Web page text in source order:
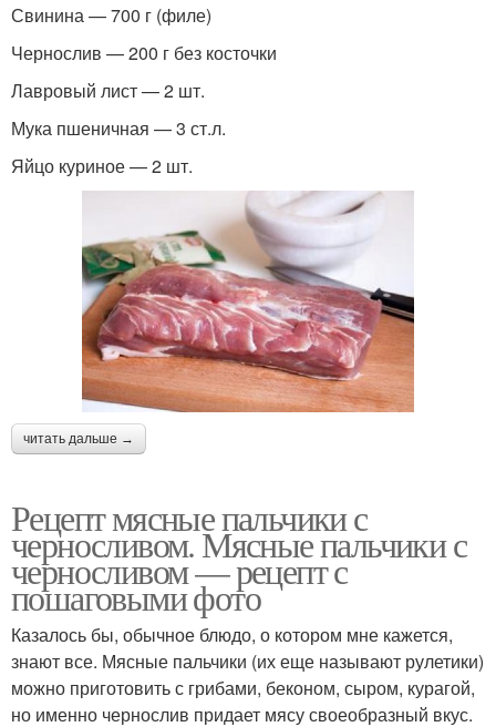
Свинина — 700 г (филе)
Чернослив — 200 г без косточки
Лавровый лист — 2 шт.
Мука пшеничная — 3 ст.л.
Яйцо куриное — 2 шт.
читать дальше →
Рецепт мясные пальчики с
черносливом. Мясные пальчики с
черносливом — рецепт с
пошаговыми фото
Казалось бы, обычное блюдо, о котором мне кажется,
знают все. Мясные пальчики (их еще называют рулетики)
можно приготовить с грибами, беконом, сыром, курагой,
но именно чернослив придает мясу своеобразный вкус.